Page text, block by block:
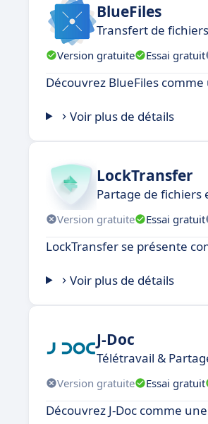
BlueFiles
Transfert de
Version gratuite Essai gratuit
Découvrez BlueFiles
Voir plus de détails
LockTransfer
Partage de fichiers
Version gratuite Essai gratuit
LockTransfer se présente
Voir plus de détails
J-Doc
Télétravail &
Version gratuite Essai gratuit
Découvrez J-Doc comme